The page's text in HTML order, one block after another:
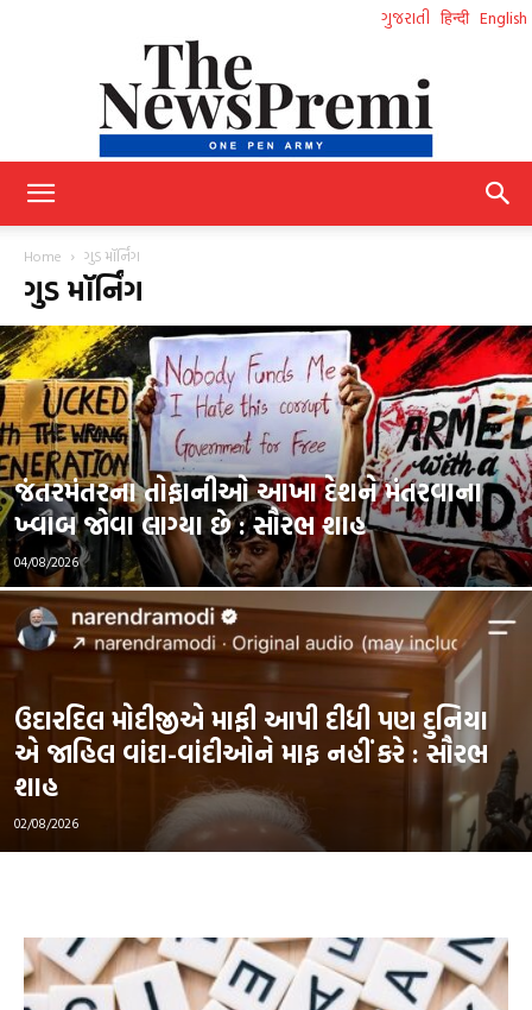
ગુજરાતી हिन्दी English
Gujarati
Home ગુડ મૉર્નિંગ
ગુડ મૉર્નિંગ
જંતરમંતરના તોફાનીઓ આખા દેશને મંતરવાના
ખ્વાબ જોવા લાગ્યા છે : સૌરભ શાહ
04/08/2026
ઉદારદિલ મોદીજીએ માફી આપી દીધી પણ દુનિયા
એ જાહિલ વાંદા-વાંદીઓને માફ નહીં કરે : સૌરભ
શાહ
02/08/2026